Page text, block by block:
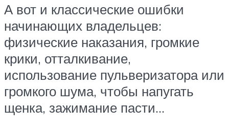
А вот и классические ошибки
начинающих владельцев:
физические наказания, громкие
крики, отталкивание,
использование пульверизатора или
громкого шума, чтобы напугать
щенка, зажимание пасти…